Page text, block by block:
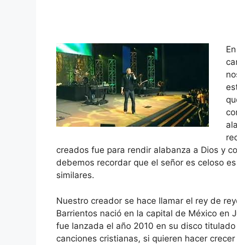
creados fue para rendir alabanza a Dios y
debemos recordar que el señor es celoso
similares.
Nuestro creador se hace llamar el rey de
Barrientos nació en la capital de México en
fue lanzada el año 2010 en su disco titulado
canciones cristianas, si quieren hacer